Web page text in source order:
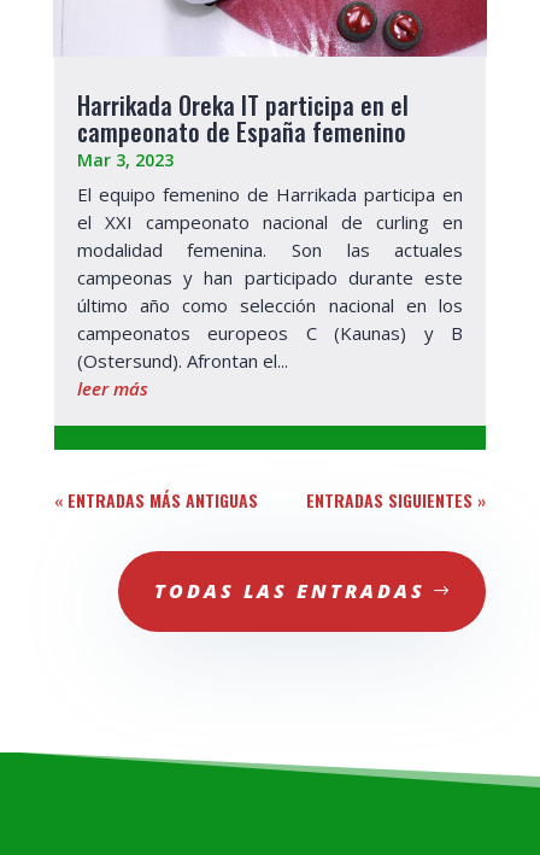
Harrikada Oreka IT participa en el
campeonato de España femenino
Mar 3, 2023
El equipo femenino de Harrikada participa en
el XXI campeonato nacional de curling en
modalidad femenina. Son las actuales
campeonas y han participado durante este
último año como selección nacional en los
campeonatos europeos C (Kaunas) y B
(Ostersund). Afrontan el...
leer más
« ENTRADAS MÁS ANTIGUAS ENTRADAS SIGUIENTES »
TODAS LAS ENTRADAS